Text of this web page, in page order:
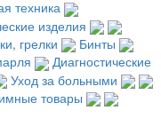
техника
изделия
грелки
Бинты
Диагностические
Уход за больными
товары